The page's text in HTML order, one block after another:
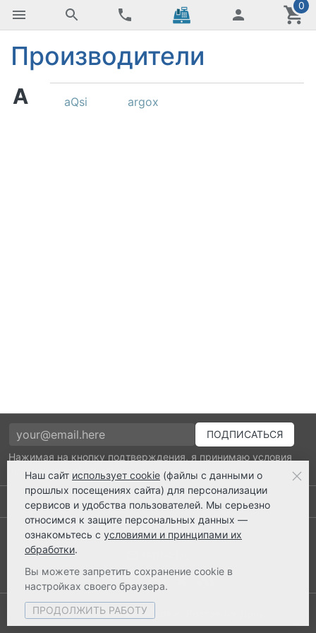
0
Производители
A aQsi argox
Нажимая на кнопку подтверждения, я принимаю условия
политики обработки персональных данных
Выполнено заказов: 52515
8 800 2018-054
© 2003-2026 ТехноСервис Ростов-на-Дону
Наш сайт использует cookie (файлы с данными о
прошлых посещениях сайта) для персонализации
сервисов и удобства пользователей. Мы серьезно
относимся к защите персональных данных —
ознакомьтесь с условиями и принципами их
обработки.
Вы можете запретить сохранение cookie в
настройках своего браузера.
ПРОДОЛЖИТЬ РАБОТУ